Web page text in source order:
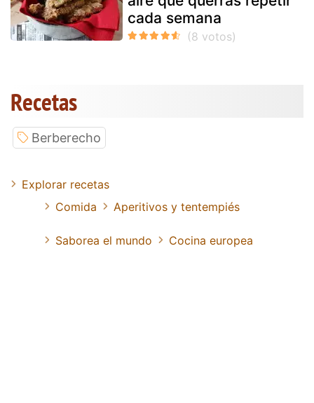
cada semana
Recetas
Berberecho
Explorar recetas
Comida
Aperitivos y tentempiés
Saborea el mundo Cocina europea